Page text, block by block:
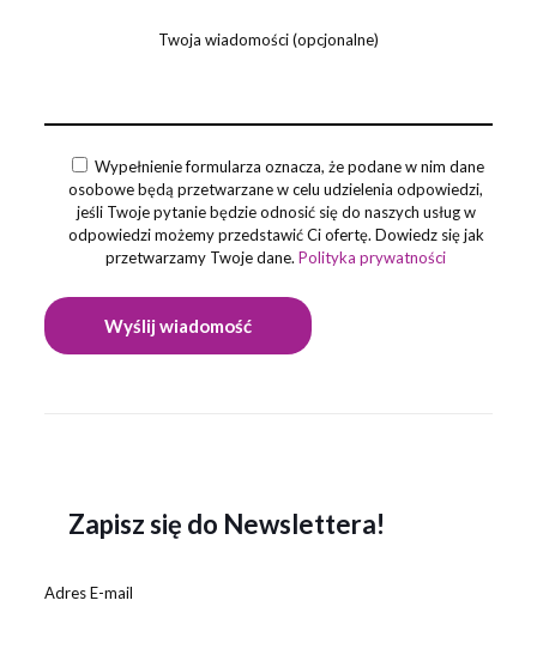
Twoja wiadomości (opcjonalne)
Wypełnienie formularza oznacza, że podane w nim dane
osobowe będą przetwarzane w celu udzielenia odpowiedzi,
jeśli Twoje pytanie będzie odnosić się do naszych usług w
odpowiedzi możemy przedstawić Ci ofertę. Dowiedz się jak
przetwarzamy Twoje dane.Polityka prywatności
Zapisz się do Newslettera!
Adres E-mail